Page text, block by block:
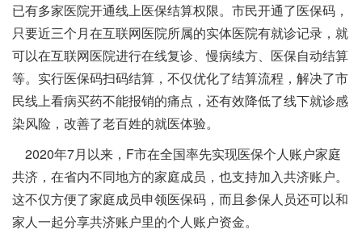
已有多家医院开通线上医保结算权限。市民开通了医保码，
只要近三个月在互联网医院所属的实体医院有就诊记录，就
可以在互联网医院进行在线复诊、慢病续方、医保自动结算
等。实行医保码扫码结算，不仅优化了结算流程，解决了市
民线上看病买药不能报销的痛点，还有效降低了线下就诊感
染风险，改善了老百姓的就医体验。
2020年7月以来，F市在全国率先实现医保个人账户家庭
共济，在省内不同地方的家庭成员，也支持加入共济账户。
这不仅方便了家庭成员申领医保码，而且参保人员还可以和
家人一起分享共济账户里的个人账户资金。